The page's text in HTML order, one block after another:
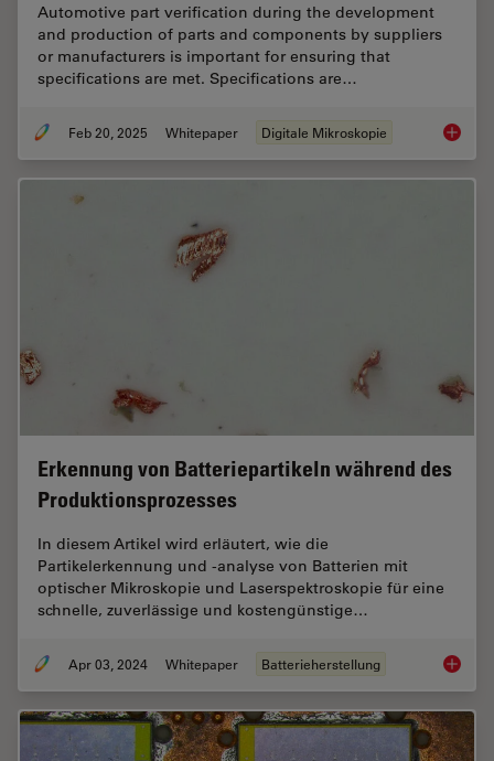
Automotive part verification during the development
and production of parts and components by suppliers
or manufacturers is important for ensuring that
specifications are met. Specifications are…
Feb 20, 2025 Whitepaper Digitale Mikroskopie
Erkennung von Batteriepartikeln während des
Produktionsprozesses
In diesem Artikel wird erläutert, wie die
Partikelerkennung und -analyse von Batterien mit
optischer Mikroskopie und Laserspektroskopie für eine
schnelle, zuverlässige und kostengünstige…
Apr 03, 2024 Whitepaper Batterieherstellung